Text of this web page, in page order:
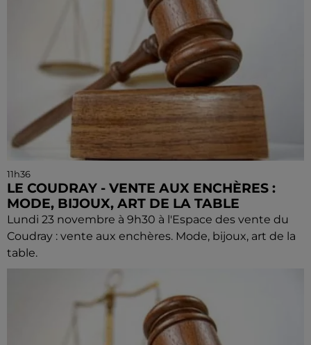
11h36
LE COUDRAY - VENTE AUX ENCHÈRES :
MODE, BIJOUX, ART DE LA TABLE
Lundi 23 novembre à 9h30 à l'Espace des vente du
Coudray : vente aux enchères. Mode, bijoux, art de la
table.